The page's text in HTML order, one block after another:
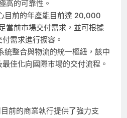
高的可靠性。
目前的年產能目前達 20,000
當前市場交付需求，並可根據
需求進行擴容。
統整合與物流的統一樞紐，該中
佳化向國際市場的交付流程。
前的商業執行提供了強力支